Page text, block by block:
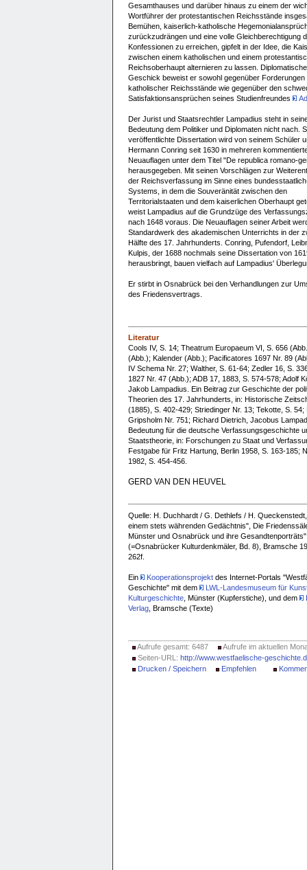
Gesamthauses und darüber hinaus zu einem der
Wortführer der protestantischen Reichsstände
Bemühen, kaiserlich-katholische
zurückzudrängen und eine volle Gleichberechtigung
Konfessionen zu erreichen, gipfelt in der Idee, die
zwischen einem katholischen und einem
Reichsoberhaupt alternieren zu lassen.
Geschick beweist er sowohl gegenüber Forderungen
katholischer Reichsstände wie gegenüber den
Satisfaktionsansprüchen seines Studienfreundes
Der Jurist und Staatsrechtler Lampadius steht in
Bedeutung dem Politiker und Diplomaten nicht nach.
veröffentlichte Dissertation wird von seinem Schüler
Hermann Conring seit 1630 in mehreren
Neuauflagen unter dem Titel "De republica romano-
herausgegeben. Mit seinen Vorschlägen zur
der Reichsverfassung im Sinne eines
Systems, in dem die Souveränität zwischen den
Territorialstaaten und dem kaiserlichen Oberhaupt
weist Lampadius auf die Grundzüge des
nach 1648 voraus. Die Neuauflagen seiner Arbeit
Standardwerk des akademischen Unterrichts in der
Hälfte des 17. Jahrhunderts. Conring, Pufendorf,
Kulpis, der 1688 nochmals seine Dissertation von
herausbringt, bauen vielfach auf Lampadius'
Er stirbt in Osnabrück bei den Verhandlungen zur
des Friedensvertrags.
Literatur
Cools IV, S. 14; Theatrum Europaeum VI, S. 656
(Abb.); Kalender (Abb.); Pacificatores 1697 Nr. 89
IV Schema Nr. 27; Walther, S. 61-64; Zedler 16, S.
1827 Nr. 47 (Abb.); ADB 17, 1883, S. 574-578; Adolf
Jakob Lampadius. Ein Beitrag zur Geschichte der
Theorien des 17. Jahrhunderts, in: Historische
(1885), S. 402-429; Striedinger Nr. 13; Tekotte, S. 54;
Gripsholm Nr. 751; Richard Dietrich, Jacobus
Bedeutung für die deutsche Verfassungsgeschichte
Staatstheorie, in: Forschungen zu Staat und
Festgabe für Fritz Hartung, Berlin 1958, S. 163-185;
1982, S. 454-456.
GERD VAN DEN HEUVEL
Quelle: H. Duchhardt / G. Dethlefs / H.
einem stets währenden Gedächtnis", Die
Münster und Osnabrück und ihre
(=Osnabrücker Kulturdenkmäler, Bd. 8), Bramsche
262f.
Ein Kooperationsprojekt des Internet-Portals
Geschichte" mit dem
LWL-Landesmuseum für
Kulturgeschichte , Münster (Kupferstiche), und dem
Verlag , Bramsche (Texte)
Aufrufe gesamt: 6487
Aufrufe im aktuellen
Seiten-URL: http://www.westfaelische-
Drucken / Speichern
Empfehlen